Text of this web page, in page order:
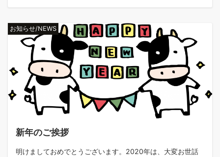
お知らせ/NEWS
新年のご挨拶
明けましておめでとうございます。2020年は、大変お世話